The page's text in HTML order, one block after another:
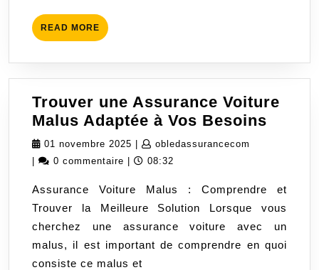
READ MORE READ
MORE
Trouver une Assurance Voiture
Malus Adaptée à Vos Besoins
Malus
à
Vos
01 novembre 2025 01
novembre
obledassurancecom
0 commentaire 08:32
Assurance Voiture Malus : Comprendre et
Trouver la Meilleure Solution Lorsque vous
cherchez une assurance voiture avec un
malus, il est important de comprendre en quoi
consiste ce malus et